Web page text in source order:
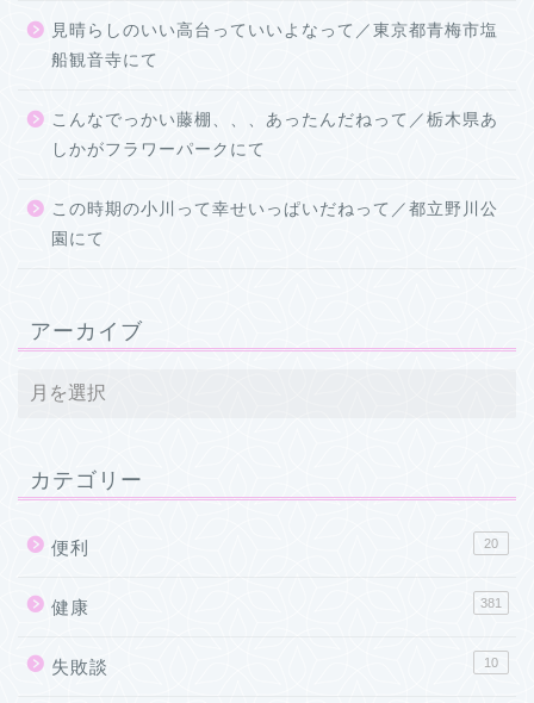
見晴らしのいい高台っていいよなって／東京都青梅市塩
船観音寺にて
こんなでっかい藤棚、、、あったんだねって／栃木県あ
しかがフラワーパークにて
この時期の小川って幸せいっぱいだねって／都立野川公
園にて
アーカイブ
カテゴリー
便利 20
健康 381
失敗談 10